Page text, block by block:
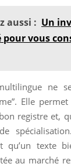
aussi : Un
vous
ne
Elle
registre et,
qu’un texte
au marché